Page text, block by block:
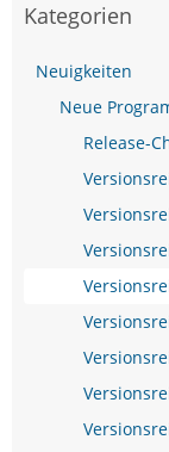
Kategorien
Neuigkeiten
Neue
Release-